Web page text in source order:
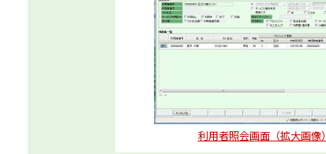
利用者照会画面（拡大画像）